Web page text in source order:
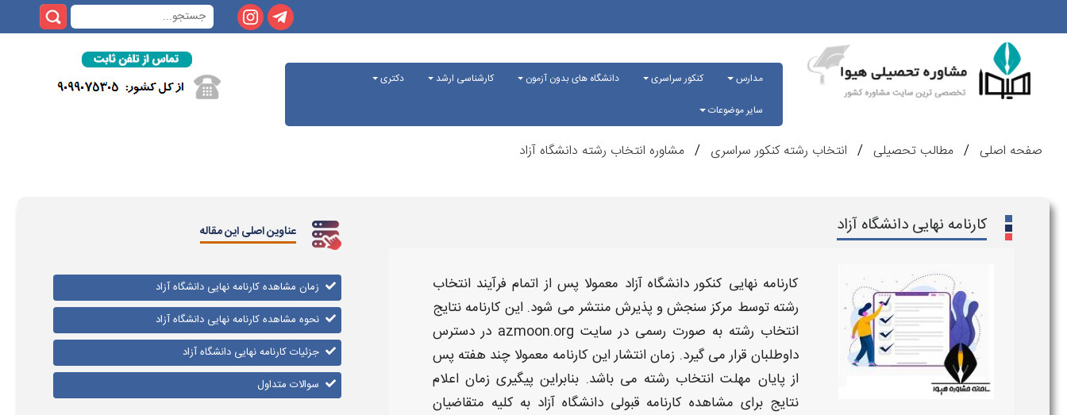
مدارس کنکور سراسری دانشگاه های بدون آزمون کارشناسی ارشد
دکتری
سایر موضوعات
صفحه اصلی مطالب تحصیلی انتخاب رشته کنکور سراسری مشاوره انتخاب رشته دانشگاه آزاد
کارنامه نهایی دانشگاه آزاد
کارنامه نهایی کنکور دانشگاه آزاد معمولا پس از اتمام فرآیندانتخاب
رشته توسط مرکز سنجش و پذیرش منتشر می‌ شود. این کارنامه نتایج
انتخاب رشته
به صورت رسمی در سایت azmoon.org در دسترس
داوطلبان قرار می‌ گیرد. زمانانتشار این کارنامه معمولا چند هفته پس
از پایان مهلت انتخاب رشته می‌ باشد. بنابراین پیگیری زمان اعلام
نتایج برای مشاهده کارنامه قبولی دانشگاه آزاد به کلیه متقاضیان
عناوین اصلی این مقاله
زمان مشاهده کارنامه نهایی دانشگاه آزاد
نحوه مشاهده کارنامه نهایی دانشگاه آزاد
جزئیات کارنامه نهایی دانشگاه آزاد
سوالات متداول